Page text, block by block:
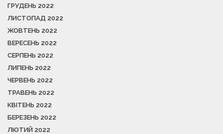
ГРУДЕНЬ 2022
ЛИСТОПАД 2022
ЖОВТЕНЬ 2022
ВЕРЕСЕНЬ 2022
СЕРПЕНЬ 2022
ЛИПЕНЬ 2022
ЧЕРВЕНЬ 2022
ТРАВЕНЬ 2022
КВІТЕНЬ 2022
БЕРЕЗЕНЬ 2022
ЛЮТИЙ 2022